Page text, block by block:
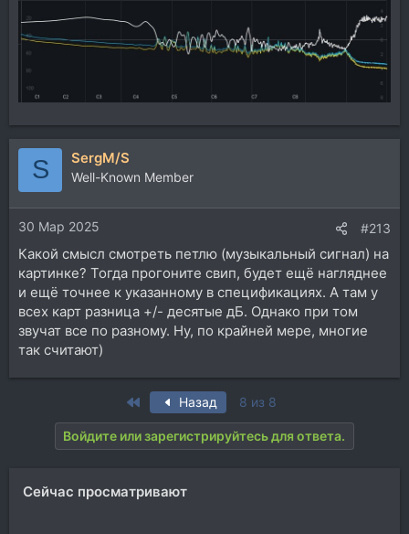
S SergM/S
Well-Known Member
30 Мар 2025 #213
Какой смысл смотреть петлю (музыкальный сигнал) на
картинке? Тогда прогоните свип, будет ещё нагляднее
и ещё точнее к указанному в спецификациях. А там у
всех карт разница +/- десятые дБ. Однако при том
звучат все по разному. Ну, по крайней мере, многие
так считают)
First Назад 8 из 8
Войдите или зарегистрируйтесь для ответа.
Сейчас просматривают